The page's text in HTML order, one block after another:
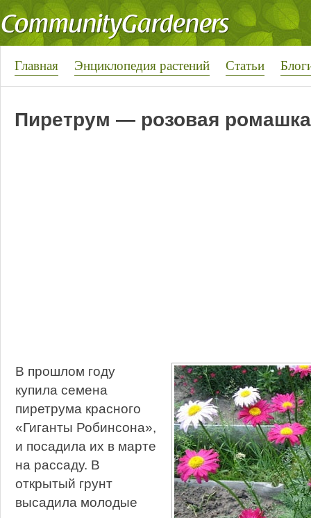
Главная Энциклопедия растений Статьи
Пиретрум — розовая
В прошлом году
купила семена
пиретрума красного
«Гиганты Робинсона»,
и посадила их в марте
на рассаду. В
открытый грунт
высадила молодые